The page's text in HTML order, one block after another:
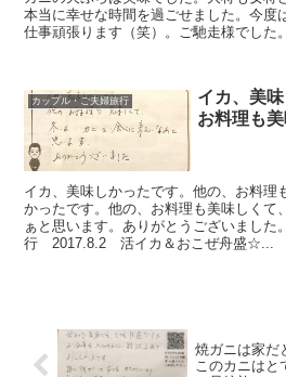
本当に幸せな時間を過ごせました。今度
仕事頑張ります（笑）。ご馳走様でした。
カップル・ご夫婦旅行
イカ、美
お料理も
イカ、美味しかったです。他の、お料理
かったです。他の、お料理も美味しくて
ぁと思います。ありがとうございまし
行 2017.8.2 活イカ＆おこぜ舟盛☆...
焼ガニは家だ
このカニはと